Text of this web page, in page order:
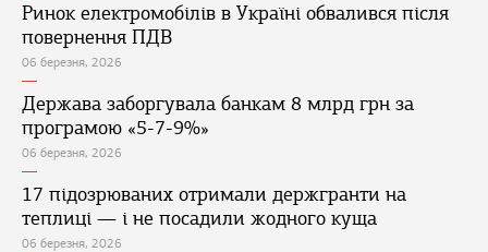
Ринок електромобілів в Україні обвалився після
повернення ПДВ
06 березня, 2026
Держава заборгувала банкам 8 млрд грн за
програмою «5-7-9%»
06 березня, 2026
17 підозрюваних отримали держгранти на
теплиці — і не посадили жодного куща
06 березня, 2026